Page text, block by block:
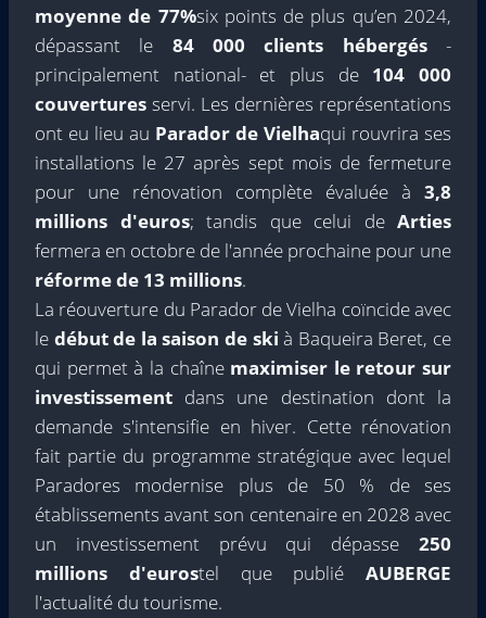
moyenne de 77%six points de plus qu’en 2024,
dépassant le 84 000 clients hébergés-
principalement national- et plus de 104 000
couvertures servi. Les dernières représentations
ont eu lieu au Parador de Vielhaqui rouvrira ses
installations le 27 après sept mois de fermeture
pour une rénovation complète évaluée à 3,8
millions d'euros; tandis que celui de Arties
fermera en octobre de l'année prochaine pour une
réforme de 13 millions.
La réouverture du Parador de Vielha coïncide avec
le début de la saison de ski à Baqueira Beret, ce
qui permet à la chaîne maximiser le retour sur
investissement dans une destination dont la
demande s'intensifie en hiver. Cette rénovation
fait partie du programme stratégique avec lequel
Paradores modernise plus de 50 % de ses
établissements avant son centenaire en 2028 avec
un investissement prévu qui dépasse 250
millions d'eurostel que publié AUBERGE
l'actualité du tourisme.